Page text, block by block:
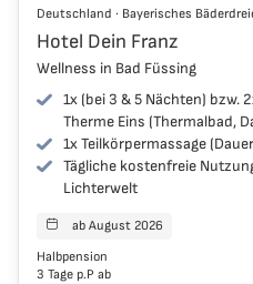
Deutschland
Bayerisches Bäderdreieck
Bad Füssing
Deutschland · Bayerisches
Hotel Dein Franz
Wellness in Bad Füssing
1x (bei 3 & 5 Nächten) bzw.
Therme Eins (Thermalbad,
1x Teilkörpermassage
Tägliche kostenfreie
Lichterwelt
Reisen starten
ab August 2026
Halbpension
3 Tage p.P ab